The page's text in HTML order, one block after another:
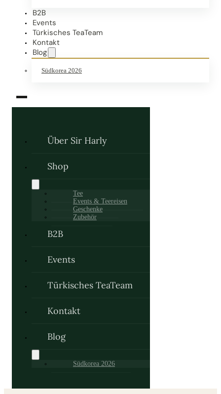
B2B
Events
Türkisches TeaTeam
Kontakt
Blog
Südkorea 2026
Über Sir Harly
Shop
Tee
Events & Teereisen
Geschenke
Zubehör
B2B
Events
Türkisches TeaTeam
Kontakt
Blog
Südkorea 2026